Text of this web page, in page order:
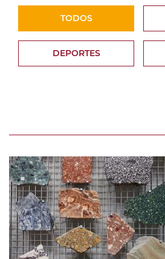
TODOS
DEPORTES